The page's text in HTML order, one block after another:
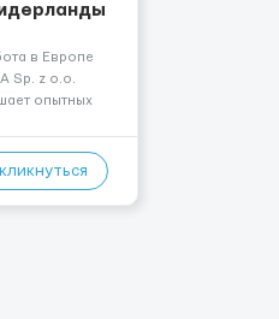
в Европе
Sp. z o.o.
опытных
Мы